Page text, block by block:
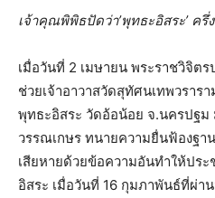
เจ้าคุณพิพิธปัดว่า’พุทธะอิสระ’ ครึ่
เมื่อวันที่ 2 เมษายน พระราชวิจิ
ช่วยเจ้าอาวาสวัดสุทัศนเทพวรา
พุทธะอิสระ วัดอ้อน้อย จ.นครปฐ
วรรณเกษร ทนายความยื่นฟ้องฐา
เสียหายด้วยข้อความอันทำให้ปร
อิสระ เมื่อวันที่ 16 กุมภาพันธ์ที่ผ่